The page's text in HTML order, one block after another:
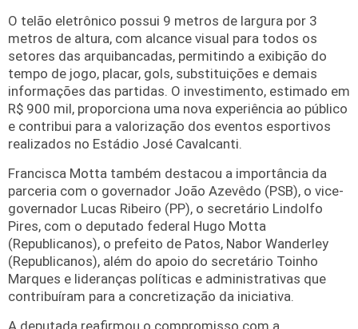
O telão eletrônico possui 9 metros de largura por 3
metros de altura, com alcance visual para todos os
setores das arquibancadas, permitindo a exibição do
tempo de jogo, placar, gols, substituições e demais
informações das partidas. O investimento, estimado em
R$ 900 mil, proporciona uma nova experiência ao público
e contribui para a valorização dos eventos esportivos
realizados no Estádio José Cavalcanti.
Francisca Motta também destacou a importância da
parceria com o governador João Azevêdo (PSB), o vice-
governador Lucas Ribeiro (PP), o secretário Lindolfo
Pires, com o deputado federal Hugo Motta
(Republicanos), o prefeito de Patos, Nabor Wanderley
(Republicanos), além do apoio do secretário Toinho
Marques e lideranças políticas e administrativas que
contribuíram para a concretização da iniciativa.
A deputada reafirmou o compromisso com a